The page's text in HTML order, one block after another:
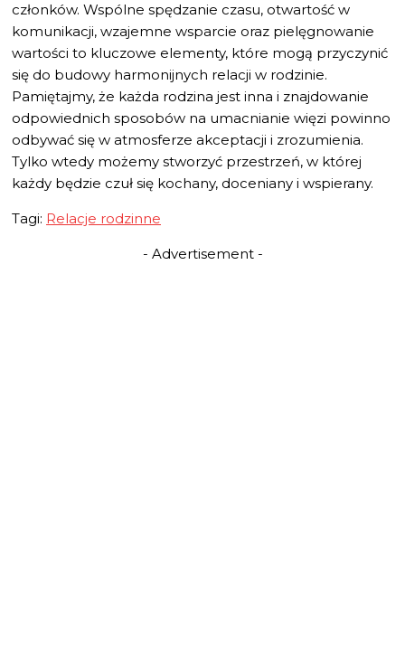
członków. Wspólne spędzanie czasu, otwartość w
komunikacji, wzajemne wsparcie oraz pielęgnowanie
wartości to kluczowe elementy, które mogą przyczynić
się do budowy harmonijnych relacji w rodzinie.
Pamiętajmy, że każda rodzina jest inna i znajdowanie
odpowiednich sposobów na umacnianie więzi powinno
odbywać się w atmosferze akceptacji i zrozumienia.
Tylko wtedy możemy stworzyć przestrzeń, w której
każdy będzie czuł się kochany, doceniany i wspierany.
Tagi: Relacje rodzinne
- Advertisement -